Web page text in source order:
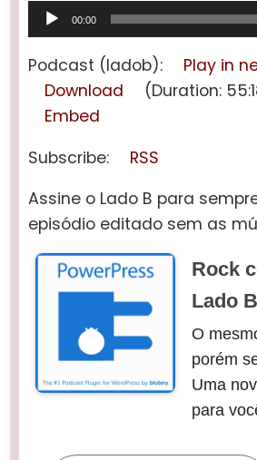
Tocador
de
áudio
00:00
Podcast (ladob): Play in
Download
(Duration:
Embed
Subscribe:
RSS
Assine o Lado B para
episódio editado sem as
Rock
Lado B
O
porém
Uma
para